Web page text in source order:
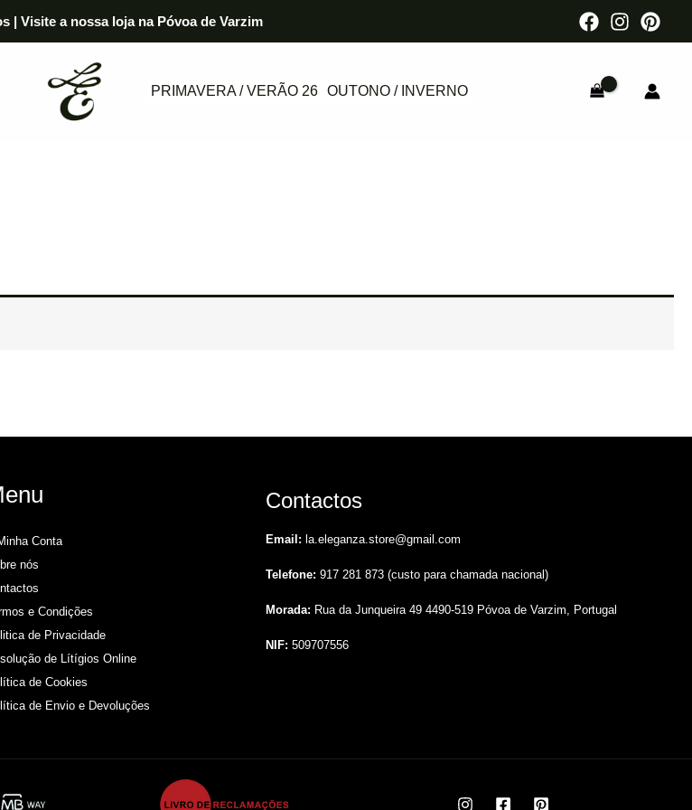
| Visite a nossa loja na Póvoa de Varzim
PRIMAVERA / VERÃO 26 OUTONO / INVERNO
Conta
nós
e Condições
de Privacidade
de Lítígios Online​
de Cookies
de Envio e Devoluções
Contactos
Email: la.eleganza.store@gmail.com
Telefone: 917 281 873 (custo para chamada nacional)
Morada: Rua da Junqueira 49 4490-519 Póvoa de Varzim, Portugal
NIF: 509707556